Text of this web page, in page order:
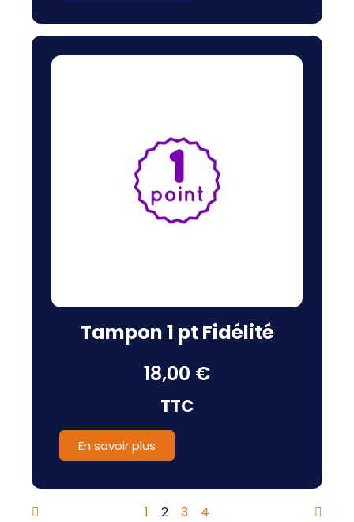
Tampon 1 pt Fidélité
18,00 €
TTC
En savoir plus
1 2 3 4